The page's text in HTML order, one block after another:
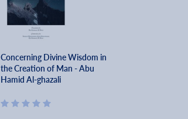
Concerning Divine Wisdom in
the Creation of Man - Abu
Hamid Al-ghazali